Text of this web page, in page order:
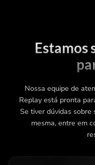
Estamos
Nossa equipe de
Replay está pronta
Se tiver dúvidas sobre
mesma, entre em